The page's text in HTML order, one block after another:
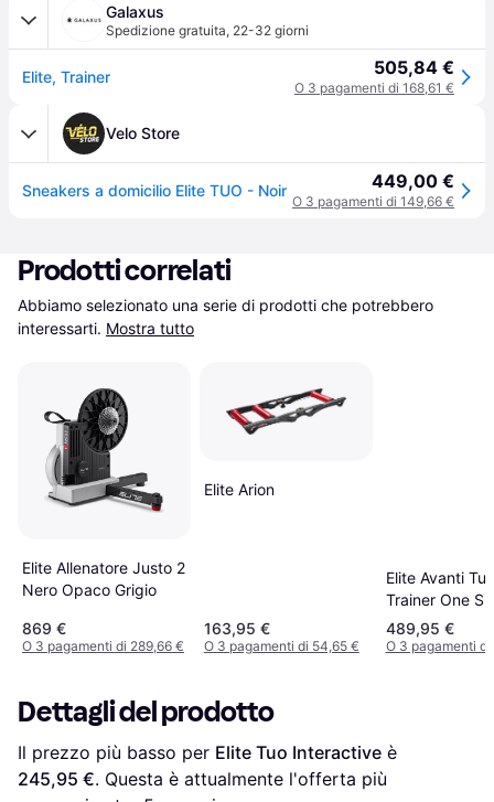
Galaxus
Spedizione gratuita, 22-32 giorni
Elite, Trainer 505,84 €
O 3 pagamenti di 168,61 €
Velo Store
Sneakers a domicilio Elite TUO - Noir 449,00 €
O 3 pagamenti di 149,66 €
Prodotti correlati
Abbiamo selezionato una serie di prodotti che potrebbero
interessarti. Mostra tutto
Elite Allenatore Justo 2
Nero Opaco Grigio
869 €
O 3 pagamenti di 289,66 €
Elite Arion
163,95 €
O 3 pagamenti di 54,65 €
Elite Avanti
Trainer One
489,95 €
O 3 pagamenti di
Dettagli del prodotto
Il prezzo più basso per Elite Tuo Interactive
245,95 €. Questa è attualmente l'offerta più